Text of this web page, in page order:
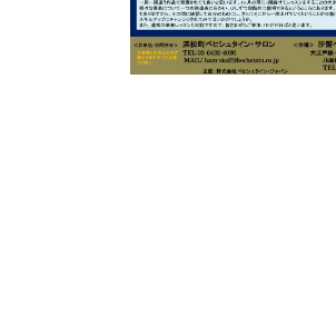
W.ホフマン トラディション
C.BECHSTEIN Digital(ベヒ
アフターサービス(調律)
尾山調律師のブログ Die